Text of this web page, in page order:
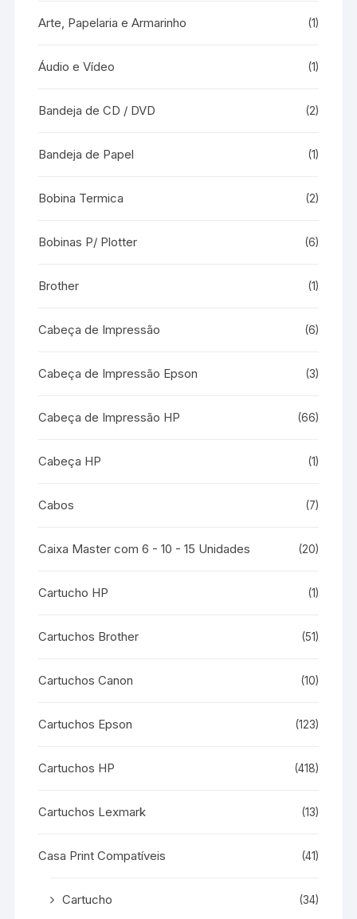
Arte, Papelaria e Armarinho (1)
Áudio e Vídeo (1)
Bandeja de CD / DVD (2)
Bandeja de Papel (1)
Bobina Termica (2)
Bobinas P/ Plotter (6)
Brother (1)
Cabeça de Impressão (6)
Cabeça de Impressão Epson (3)
Cabeça de Impressão HP (66)
Cabeça HP (1)
Cabos (7)
Caixa Master com 6 - 10 - 15 Unidades (20)
Cartucho HP (1)
Cartuchos Brother (51)
Cartuchos Canon (10)
Cartuchos Epson (123)
Cartuchos HP (418)
Cartuchos Lexmark (13)
Casa Print Compatíveis (41)
Cartucho (34)